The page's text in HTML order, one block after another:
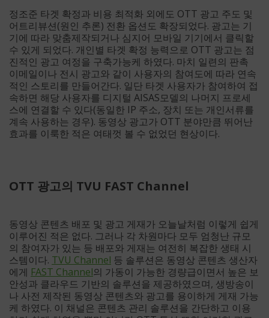
정조준 타겟 확정과 비용 최적화 외에도 OTT 광고 주도 및
어트리뷰션(원인 추론) 전환 옵션도 확장되었다. 광고는 기
기에 따라 맞춤제작되거나 심지어 모바일 기기에서 클릭할
수 있게 되었다. 개인별 타겟 확정 능력으로 OTT 광고는 점
진적인 광고 여정을 구축가능케 하였다. 마치 일련의 판촉
이메일이나 전시 광고와 같이 사용자의 참여도에 따라 연속
적인 스토리를 만들어간다. 일단 타겟 사용자가 참여하여 접
속하면 해당 사용자를 디지털 AISAS모델의 나머지 프로세
스에 연결할 수 있다(동일한 IP 주소, 장치 또는 개인서류를
계속 사용하는 경우). 동영상 광고가 OTT 분야만큼 뛰어난
효과를 이룩한 적은 여태껏 볼 수 없었던 현상이다.
OTT 광고의 TVU FAST Channel
동영상 콘텐츠 배포 및 광고 게재가 오늘날처럼 이렇게 쉽게
이루어진 적은 없다. 그러나 각 차원마다 모두 엄청난 규모
의 참여자가 있는 등 배포와 게재는 여전히 복잡한 생태 시
스템이다. TVU Channel 등 솔루션은 동영상 콘텐츠 생산자
에게 FAST Channel의 가동이 가능한 경량급이면서 높은 보
안성과 클라우드 기반의 솔루션을 제공하였으며, 생방송이
나 사전 제작된 동영상 콘텐츠와 광고를 용이하게 게재 가능
케 하였다. 이 채널은 콘텐츠 관리 솔루션을 간단하고 이용